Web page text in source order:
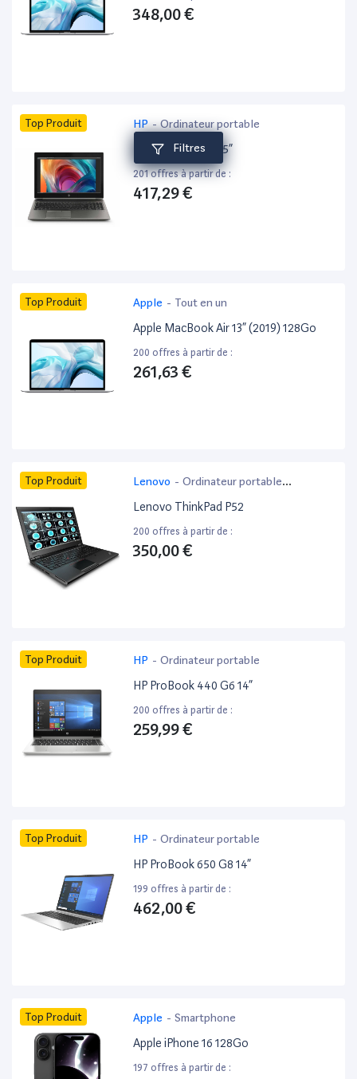
Filtres
348,00 €
Top Produit HP- Ordinateur portable
HP ZBook 15 G6 15”
201 offres à partir de :
417,29 €
Top Produit Apple - Tout en un
Apple MacBook Air 13” (2019) 128Go
200 offres à partir de :
261,63 €
Top Produit Lenovo - Ordinateur portable
bureautique
Lenovo ThinkPad P52
200 offres à partir de :
350,00 €
Top Produit HP - Ordinateur portable
HP ProBook 440 G6 14”
200 offres à partir de :
259,99 €
Top Produit HP - Ordinateur portable
HP ProBook 650 G8 14”
199 offres à partir de :
462,00 €
Top Produit Apple - Smartphone
Apple iPhone 16 128Go
197 offres à partir de :